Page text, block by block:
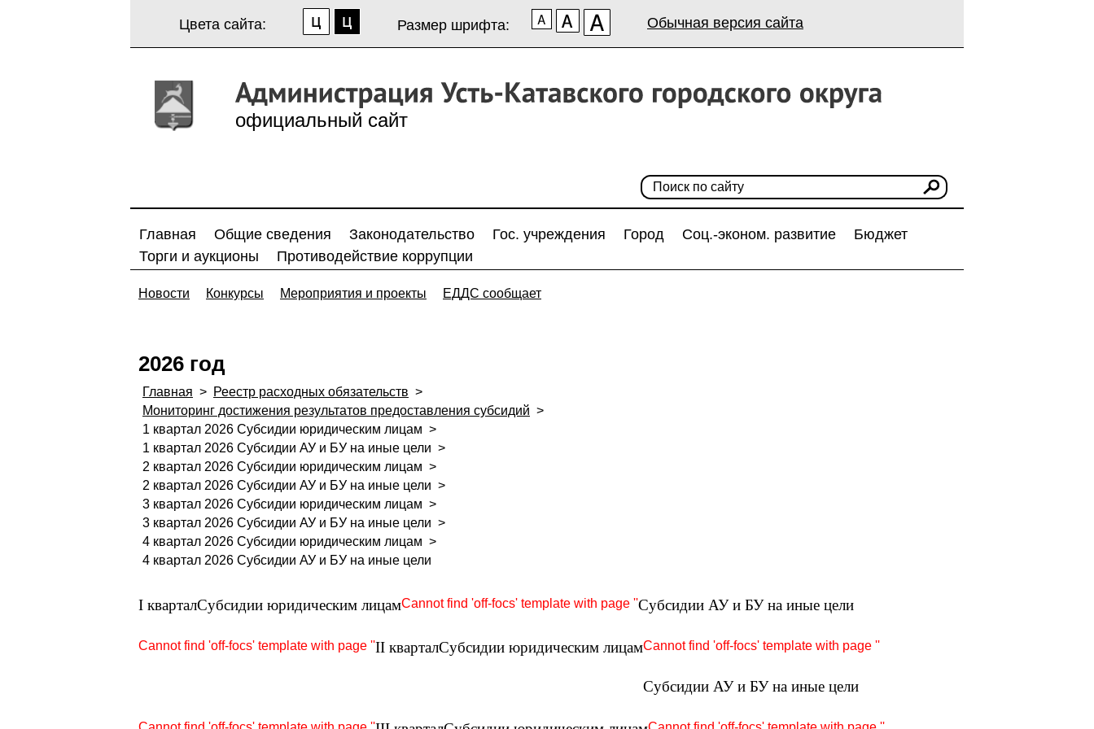
Цвета сайта: Размер шрифта: Обычная версия сайта
официальный сайт
Главная Общие сведения Законодательство Гос. учреждения Город Соц.-эконом. развитие
Бюджет
Торги и аукционы
Противодействие коррупции
Новости Конкурсы Мероприятия и проекты ЕДДС сообщает
2026 год
Главная > Реестр расходных обязательств >
Мониторинг достижения результатов предоставления субсидий >
1 квартал 2026 Субсидии юридическим лицам >
1 квартал 2026 Субсидии АУ и БУ на иные цели >
2 квартал 2026 Субсидии юридическим лицам >
2 квартал 2026 Субсидии АУ и БУ на иные цели >
3 квартал 2026 Субсидии юридическим лицам >
3 квартал 2026 Субсидии АУ и БУ на иные цели >
4 квартал 2026 Субсидии юридическим лицам >
4 квартал 2026 Субсидии АУ и БУ на иные цели
I кварталСубсидии юридическим лицамCannot find 'off-focs' template with page ''Субсидии АУ и БУ на иные цели
Cannot find 'off-focs' template with page ''II кварталСубсидии юридическим лицамCannot find 'off-focs' template with page ''
Субсидии АУ и БУ на иные цели